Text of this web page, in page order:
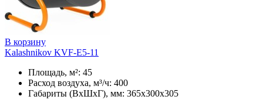
В корзину
Kalashnikov KVF-E5-11
Площадь, м²: 45
Расход воздуха, м³/ч: 400
Габариты (ВхШхГ), мм: 365x300x305